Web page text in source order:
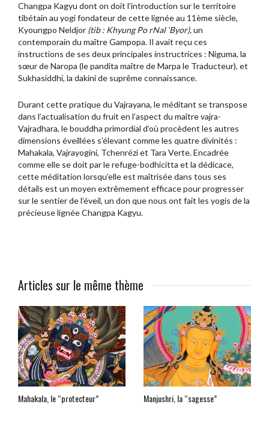
Changpa Kagyu dont on doit l’introduction sur le territoire
tibétain au yogi fondateur de cette lignée au 11ème siècle,
Kyoungpo Neldjor (tib : Khyung Po rNal ‘Byor),un
contemporain du maître Gampopa. Il avait reçu ces
instructions de ses deux principales instructrices : Niguma, la
sœur de Naropa (le pandita maître de Marpa le Traducteur), et
Sukhasiddhi, la dakini de suprême connaissance.
Durant cette pratique du Vajrayana, le méditant se transpose
dans l’actualisation du fruit en l’aspect du maître vajra-
Vajradhara, le bouddha primordial d’où procèdent les autres
dimensions éveillées s’élevant comme les quatre divinités :
Mahakala, Vajrayogini, Tchenrézi et Tara Verte. Encadrée
comme elle se doit par le refuge-bodhicitta et la dédicace,
cette méditation lorsqu’elle est maîtrisée dans tous ses
détails est un moyen extrêmement efficace pour progresser
sur le sentier de l’éveil, un don que nous ont fait les yogis de la
précieuse lignée Changpa Kagyu.
Articles sur le même thème
Mahakala, le “protecteur” Manjushri, la “sagesse”